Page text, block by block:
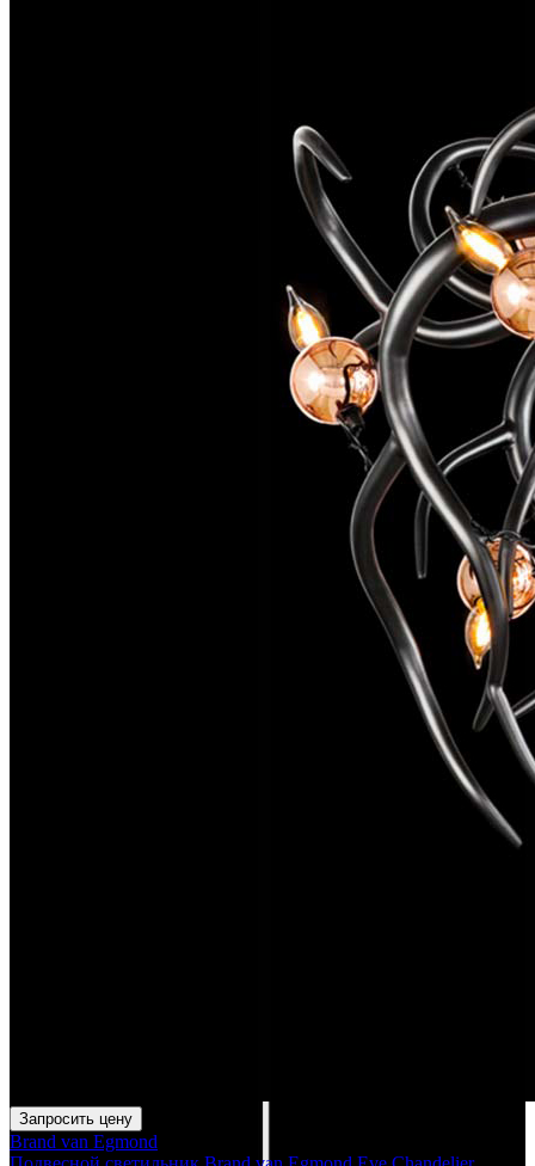
Запросить цену
Brand van Egmond